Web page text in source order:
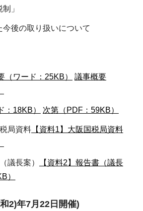
」
今後の取り扱いについて
（ワード：25KB）
議事概要
：18KB） 次第（PDF：59KB）
局資料 【資料1】大阪国税局資料
議長案）
【資料2】報告書（議長
）
2)年7月22日開催)